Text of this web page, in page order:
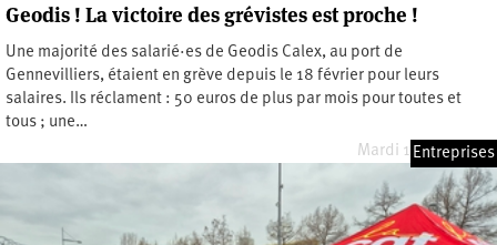
Geodis ! La victoire des grévistes est proche !
Une majorité des salarié·es de Geodis Calex, au port de
Gennevilliers, étaient en grève depuis le 18 février pour leurs
salaires. Ils réclament : 50 euros de plus par mois pour toutes et
tous ; une…
Mardi 11 mars 2025
Entreprises